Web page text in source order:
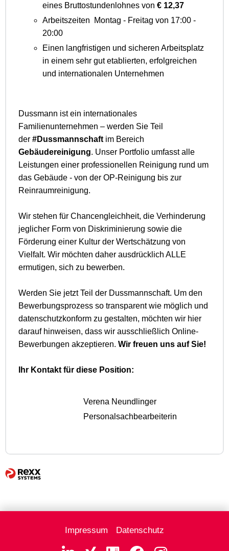
eines Bruttostundenlohnes von € 12,37
Arbeitszeiten Montag - Freitag von 17:00 -
20:00
Einen langfristigen und sicheren Arbeitsplatz
in einem sehr gut etablierten, erfolgreichen
und internationalen Unternehmen
Dussmann ist ein internationales
Familienunternehmen – werden Sie Teil
der #Dussmannschaft im Bereich
Gebäudereinigung. Unser Portfolio umfasst alle
Leistungen einer professionellen Reinigung rund um
das Gebäude - von der OP-Reinigung bis zur
Reinraumreinigung.
Wir stehen für Chancengleichheit, die Verhinderung
jeglicher Form von Diskriminierung sowie die
Förderung einer Kultur der Wertschätzung von
Vielfalt. Wir möchten daher ausdrücklich ALLE
ermutigen, sich zu bewerben.
Werden Sie jetzt Teil der Dussmannschaft. Um den
Bewerbungsprozess so transparent wie möglich und
datenschutzkonform zu gestalten, möchten wir hier
darauf hinweisen, dass wir ausschließlich Online-
Bewerbungen akzeptieren. Wir freuen uns auf Sie!
Ihr Kontakt für diese Position:
Verena Neundlinger
Personalsachbearbeiterin
Impressum Datenschutz